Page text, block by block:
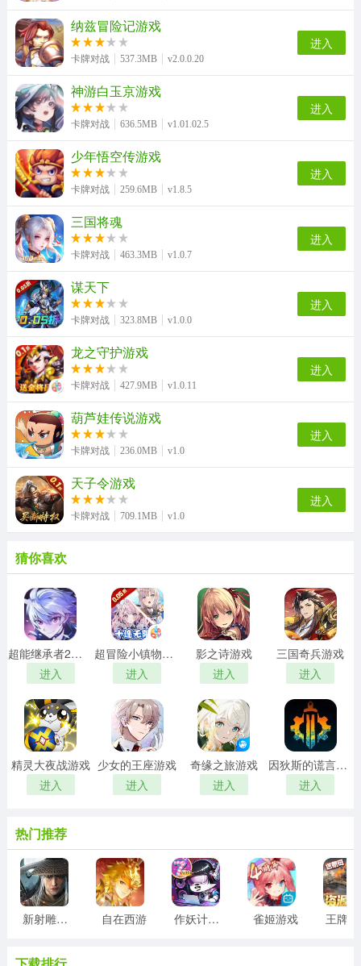
纳兹冒险记游戏
卡牌对战 537.3MB v2.0.0.20
进入
神游白玉京游戏
卡牌对战 636.5MB v1.01.02.5
进入
少年悟空传游戏
卡牌对战 259.6MB v1.8.5
进入
三国将魂
卡牌对战 463.3MB v1.0.7
进入
谋天下
卡牌对战 323.8MB v1.0.0
进入
龙之守护游戏
卡牌对战 427.9MB v1.0.11
进入
葫芦娃传说游戏
卡牌对战 236.0MB v1.0
进入
天子令游戏
卡牌对战 709.1MB v1.0
进入
猜你喜欢
超能继承者2游戏
进入
超冒险小镇物语2游戏
进入
影之诗游戏
进入
三国奇兵游戏
进入
精灵大夜战游戏
进入
少女的王座游戏
进入
奇缘之旅游戏
进入
因狄斯的谎言游戏
进入
热门推荐
新射雕群侠传之铁血丹心游戏 自在西游 作妖计游戏 雀姬游戏